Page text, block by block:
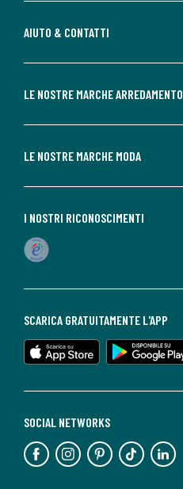
AIUTO & CONTATTI
LE NOSTRE MARCHE ARREDAMENTO
LE NOSTRE MARCHE MODA
SOCIAL NETWORKS
SCARICA GRATUITAMENTE L'APP
I NOSTRI RICONOSCIMENTI